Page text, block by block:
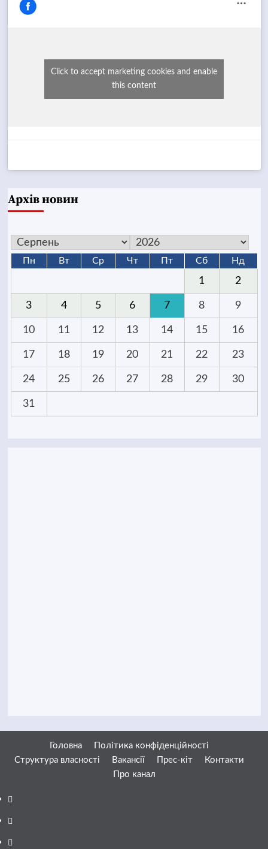
Click to accept marketing cookies and enable
this content
Архів новин
Пн Вт Ср Чт Пт Сб Нд
1 2
3 4 5 6 7 8 9
10 11 12 13 14 15 16
17 18 19 20 21 22 23
24 25 26 27 28 29 30
31
Головна
Політика конфіденційності
Структура власності
Вакансії Прес-кіт
Контакти
Про канал
Facebook
YouTube
Telegram